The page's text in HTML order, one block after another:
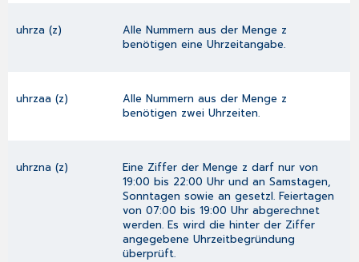
uhrza (z)
Alle Nummern aus der Menge z
benötigen eine Uhrzeitangabe.
uhrzaa (z)
Alle Nummern aus der Menge z
benötigen zwei Uhrzeiten.
uhrzna (z)
Eine Ziffer der Menge z darf nur von
19:00 bis 22:00 Uhr und an Samstagen,
Sonntagen sowie an gesetzl. Feiertagen
von 07:00 bis 19:00 Uhr abgerechnet
werden. Es wird die hinter der Ziffer
angegebene Uhrzeitbegründung
überprüft.